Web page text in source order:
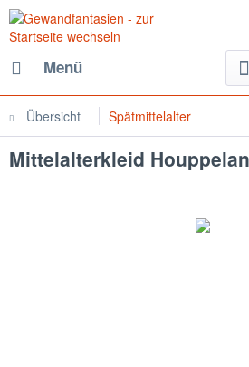
Menü
Übersicht Spätmittelalter
Mittelalterkleid